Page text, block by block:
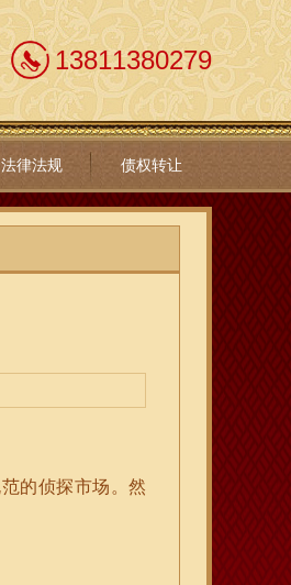
13811380279
法律法规 债权转让
的侦探市场。然